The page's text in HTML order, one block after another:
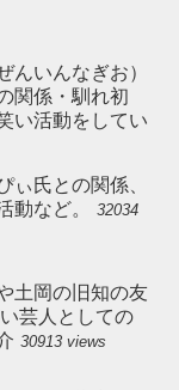
んいんなぎお）
関係・馴れ初
い活動をしてい
ぃ氏との関係、
動など。
32034
土岡の旧知の友
芸人としての
30913 views